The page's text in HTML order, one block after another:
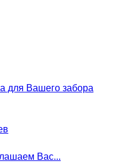
для Вашего забора
Вас...